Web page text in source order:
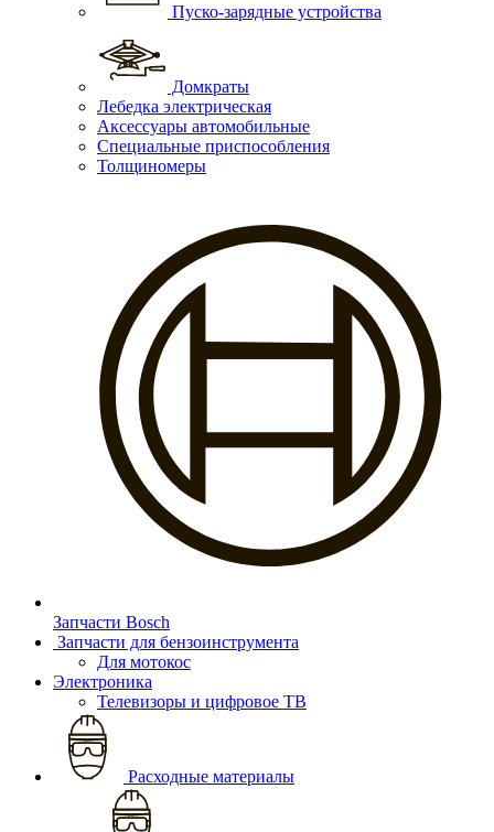
Пуско-зарядные устройства
Домкраты
Лебедка электрическая
Аксессуары автомобильные
Специальные приспособления
Толщиномеры
Запчасти Bosch
Запчасти для бензоинструмента
Для мотокос
Электроника
Телевизоры и цифровое ТВ
Расходные материалы